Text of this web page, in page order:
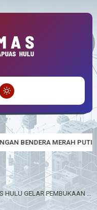
SINERGITAS TNI-POLRI
POLRES KAPUAS HULU GELAR PEMBUKAAN TOURNAMENT MINI SOCCER INTERNAL DALAM RANGKA HUT BHAYANGKARA KE-80